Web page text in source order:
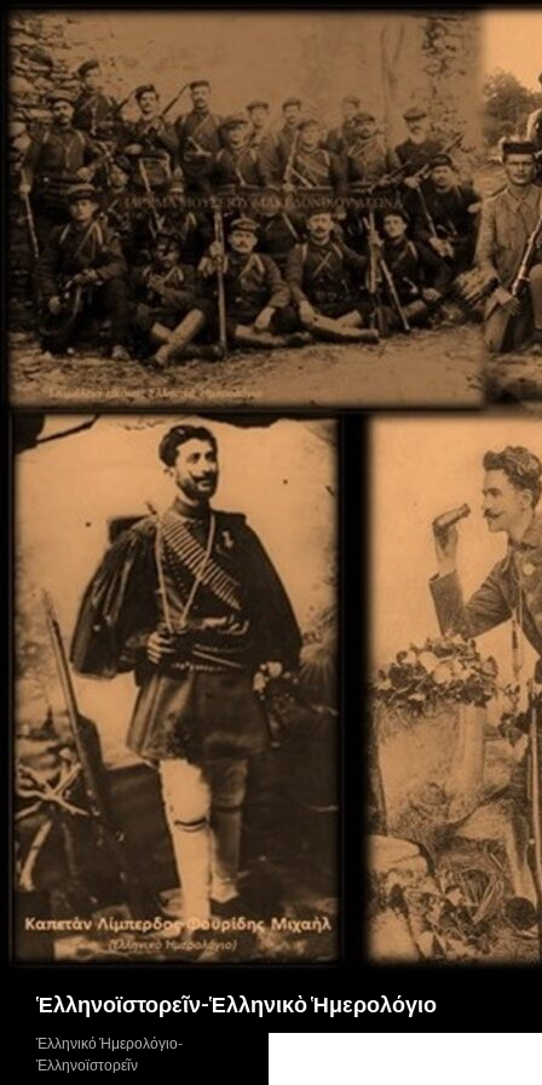
Ἑλληνοϊστορεῖν-Ἑλληνικὸ Ἡμερολόγιο
Ἑλληνικό Ἡμερολόγιο-
Ἑλληνοϊστορεῖν